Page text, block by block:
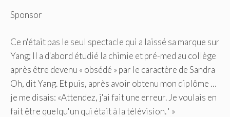
Sponsor
Ce n'était pas le seul spectacle qui a laissé sa marque sur
Yang; Il a d'abord étudié la chimie et pré-med au collège
après être devenu « obsédé » par le caractère de Sandra
Oh, dit Yang. Et puis, après avoir obtenu mon diplôme …
je me disais: «Attendez, j'ai fait une erreur. Je voulais en
fait être quelqu'un qui était à la télévision. ' »